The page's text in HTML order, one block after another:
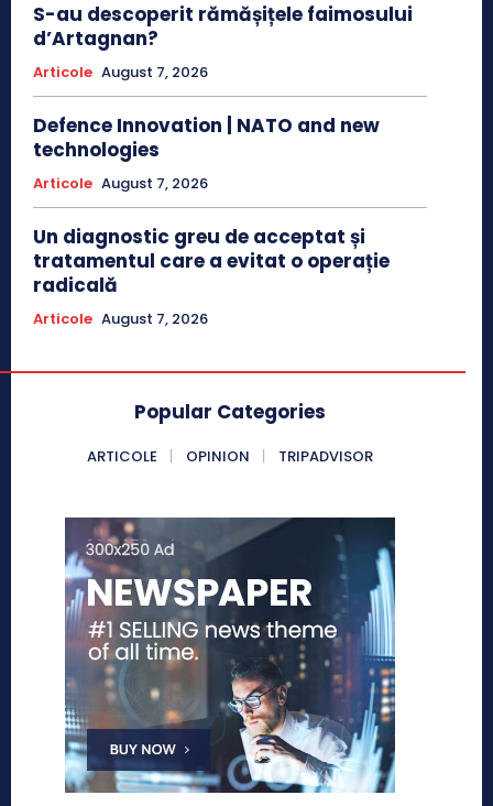
S-au descoperit rămășițele faimosului
d’Artagnan?
Articole August 7, 2026
Defence Innovation | NATO and new
technologies
Articole August 7, 2026
Un diagnostic greu de acceptat și
tratamentul care a evitat o operație
radicală
Articole August 7, 2026
Popular Categories
ARTICOLE OPINION TRIPADVISOR